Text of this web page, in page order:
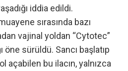
iddia edildi.
sırasında bazı
vajinal yoldan “Cytotec”
öne sürüldü. Sancı başlatıp
açabilen bu ilacın, yalnızca